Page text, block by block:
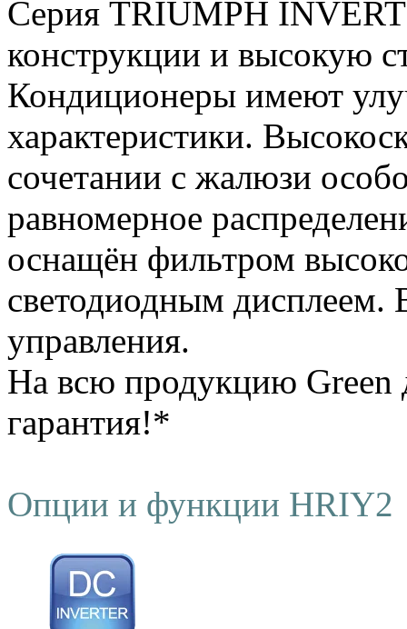
Серия TRIUMPH
конструкции и высокую
Кондиционеры имеют
характеристики.
сочетании с жалюзи
равномерное
оснащён фильтром
светодиодным дисплеем.
управления.
На всю продукцию Green
гарантия!*
Опции и функции HRIY2